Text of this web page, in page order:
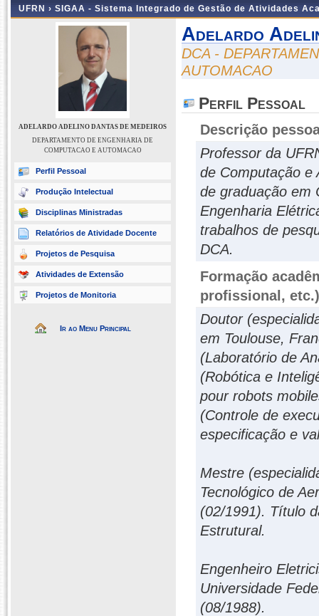
UFRN › SIGAA - Sistema Integrado de Gestão de Atividades
ADELARDO ADELINO DANTAS DE MEDEIROS
DEPARTAMENTO DE ENGENHARIA DE
COMPUTACAO E AUTOMACAO
Perfil Pessoal
Produção Intelectual
Disciplinas Ministradas
Relatórios de Atividade Docente
Projetos de Pesquisa
Atividades de Extensão
Projetos de Monitoria
Ir ao Menu Principal
Adelardo
DCA -
AUTOMACAO
Perfil Pessoal
Descrição
Professor da
de Computação e
de graduação em
Engenharia
trabalhos de
DCA.
Formação
profissional, etc.)
Doutor
em Toulouse,
(Laboratório de
(Robótica e
pour robots
(Controle de
especificação e
Mestre
Tecnológico de
(02/1991). Título
Estrutural.
Engenheiro
Universidade
(08/1988).